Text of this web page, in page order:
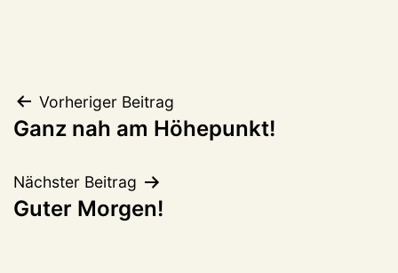
Beitragsnavigation
Vorheriger Beitrag
Ganz nah am Höhepunkt!
Nächster Beitrag
Guter Morgen!